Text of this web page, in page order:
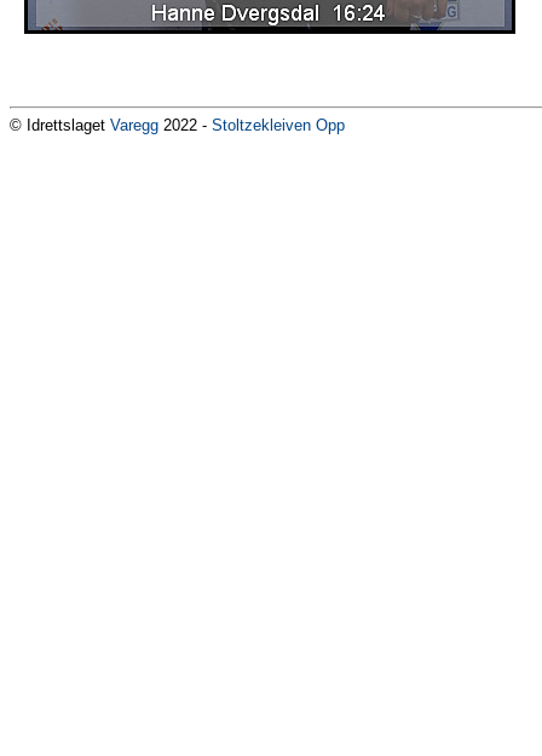
© Idrettslaget Varegg 2022 - Stoltzekleiven Opp